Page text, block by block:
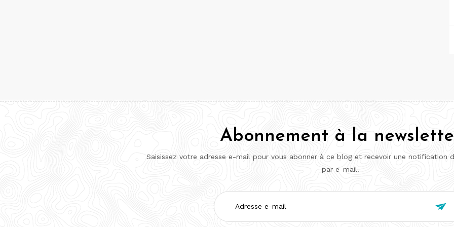
Abonnement à la
Saisissez votre adresse e-mail pour vous abonner à ce blog et recevoir une notification
par e-mail.
Adresse
e-
mail
